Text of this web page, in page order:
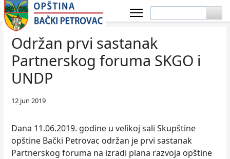
Održan prvi sastanak
Partnerskog foruma SKGO i
UNDP
12 jun 2019
Dana 11.06.2019. godine u velikoj sali Skupštine
opštine Bački Petrovac održan je prvi sastanak
Partnerskog foruma na izradi plana razvoja opštine